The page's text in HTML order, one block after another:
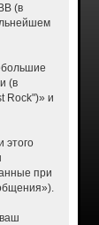
(в
(в
Rock")» и
этого
при